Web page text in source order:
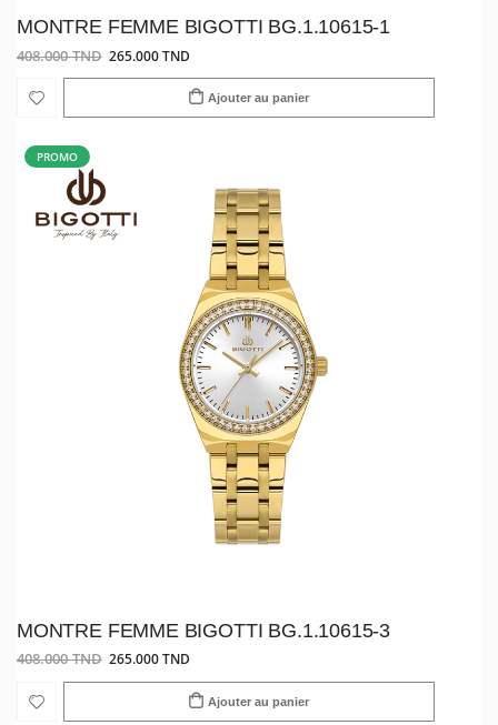
MONTRE FEMME BIGOTTI BG.1.10615-1
408.000 TND 265.000 TND
Ajouter au panier
PROMO
MONTRE FEMME BIGOTTI BG.1.10615-3
408.000 TND 265.000 TND
Ajouter au panier